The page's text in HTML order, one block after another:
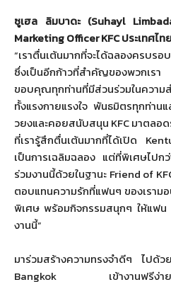
ซูเฮล ลิมบาดะ (Suhayl
Marketing Officer KFCประเทศไท
“เราตื่นเต้นมากที่จะได้ฉลองครบร
ซึ่งเป็นอีกก้าวที่สำคัญของพวกเร
ขอบคุณทุกท่านที่มีส่วนร่วมในความ
ทั้งแรงกายแรงใจ พันธมิตรทุกท่าน
วยงและคอยสนับสนุน KFCมาตลอด
ที่เรารู้สึกตื่นเต้นมากที่ได้เปิด
เป็นการเฉลิมฉลอง แต่ที่พิเศษไปก
ร่วมงานนี้ด้วยในฐานะ Friend of
ตอบแทนความรักที่แฟนๆ ของเราม
พิเศษ พร้อมกิจกรรมสนุกๆ ให้แฟน
งานนี้”
มาร่วมสร้างความทรงจำดีๆ ไปด้ว
Bangkok เข้างานฟ